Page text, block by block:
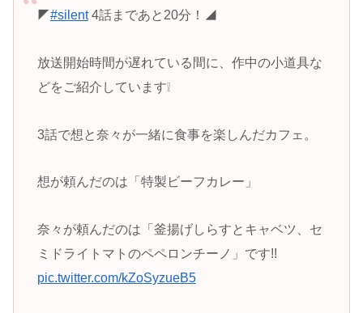
◤#silent4話まであと20分！◢
放送開始時間が遅れている間に、作中の小道具な
どをご紹介しています❕
3話で想と奈々が一緒に食事を楽しんだカフェ。
想が頼んだのは「特製ビーフカレー」
奈々が頼んだのは「釜揚げしらすとキャベツ、セ
ミドライトマトのペペロンチーノ」です!!
pic.twitter.com/kZoSyzueB5